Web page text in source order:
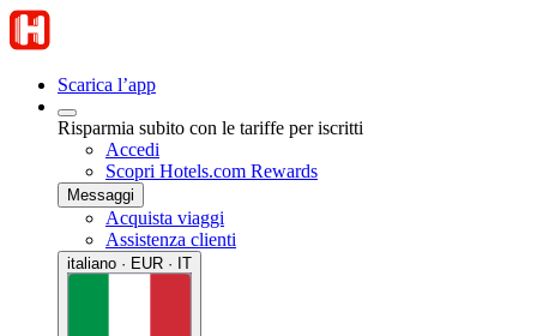
Scarica l’app
Risparmia subito con le tariffe per iscritti
Accedi
Scopri Hotels.com Rewards
Messaggi
Acquista viaggi
Assistenza clienti
italiano · EUR · IT